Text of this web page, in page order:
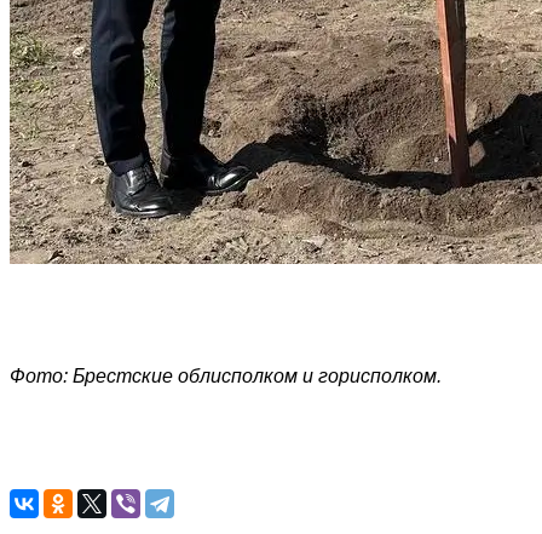
Фото: Брестские облисполком и горисполком.